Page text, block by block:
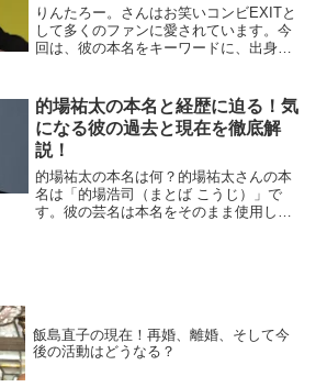
りんたろー。さんはお笑いコンビEXITと
して多くのファンに愛されています。今
回は、彼の本名をキーワードに、出身地
ー。の本名は？りんたろー。さんの本名
は「中島臨太朗（なかじ...
的場祐太の本名と経歴に迫る！気
になる彼の過去と現在を徹底解
説！
的場祐太の本名は何？的場祐太さんの本
名は「的場浩司（まとば こうじ）」で
す。彼の芸名は本名をそのまま使用して
飯島直子の現在！再婚、離婚、そして今
後の活動はどうなる？